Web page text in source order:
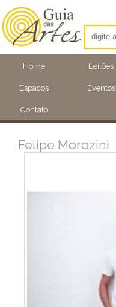
Home Leilões
Espacos Eventos
Contato
Felipe Morozini